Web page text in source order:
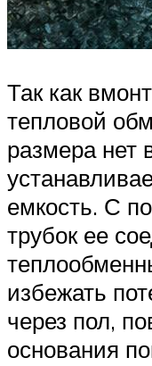
Так как
тепловой
размера нет
емкость. С
трубок ее
избежать
через пол,
основания